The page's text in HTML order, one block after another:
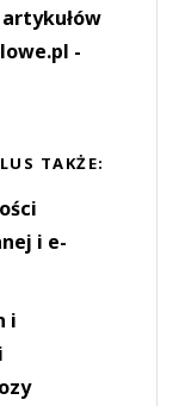
-
TAKŻE:
i e-
i